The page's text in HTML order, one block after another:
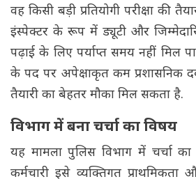
वह किसी बड़ी प्रतियोगी परीक्षा की
इंस्पेक्टर के रूप में ड्यूटी और
पढ़ाई के लिए पर्याप्त समय नहीं मिल
के पद पर अपेक्षाकृत कम प्रशासनिक
तैयारी का बेहतर मौका मिल सकता है.
विभाग में बना चर्चा का विषय
यह मामला पुलिस विभाग में चर्चा
कर्मचारी इसे व्यक्तिगत